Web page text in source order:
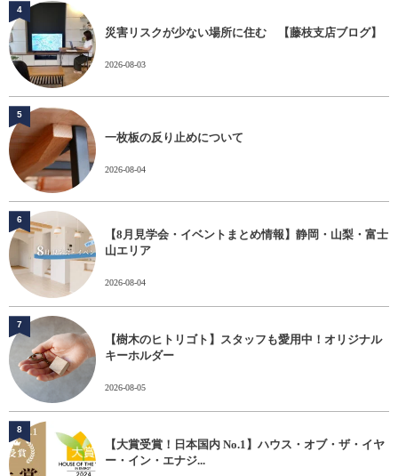
災害リスクが少ない場所に住む 【藤枝支店ブログ】
2026-08-03
4
一枚板の反り止めについて
2026-08-04
5
【8月見学会・イベントまとめ情報】静岡・山梨・富士
山エリア
2026-08-04
6
【樹木のヒトリゴト】スタッフも愛用中！オリジナル
キーホルダー
2026-08-05
7
【大賞受賞！日本国内 No.1】ハウス・オブ・ザ・イヤ
ー・イン・エナジ...
8